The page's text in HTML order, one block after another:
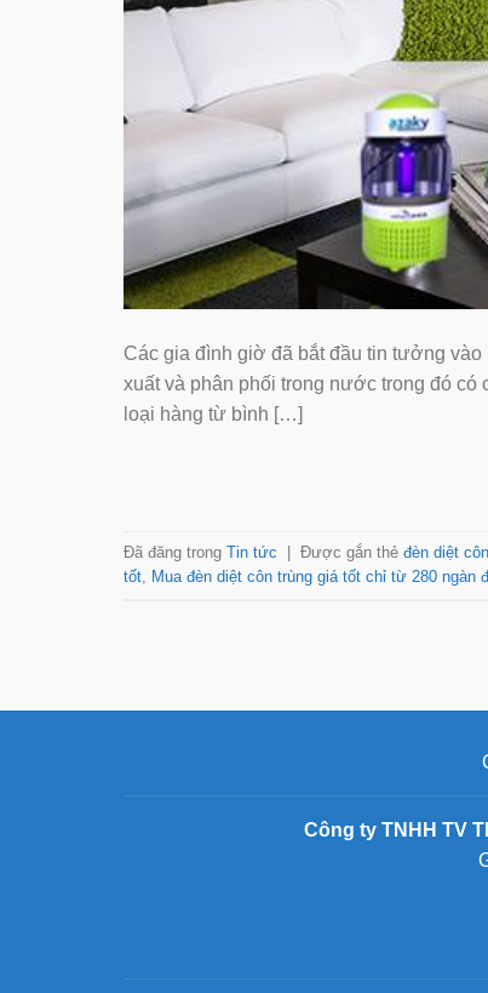
Các gia đình giờ đã bắt đầu tin tưởng
xuất và phân phối trong nước trong đó có
loại hàng từ bình […]
Đã đăng trong Tin tức Được gắn thẻ đèn diệt
tốt
Mua đèn diệt côn trùng giá tốt chỉ từ 280 ngàn
Công ty TNHH TV